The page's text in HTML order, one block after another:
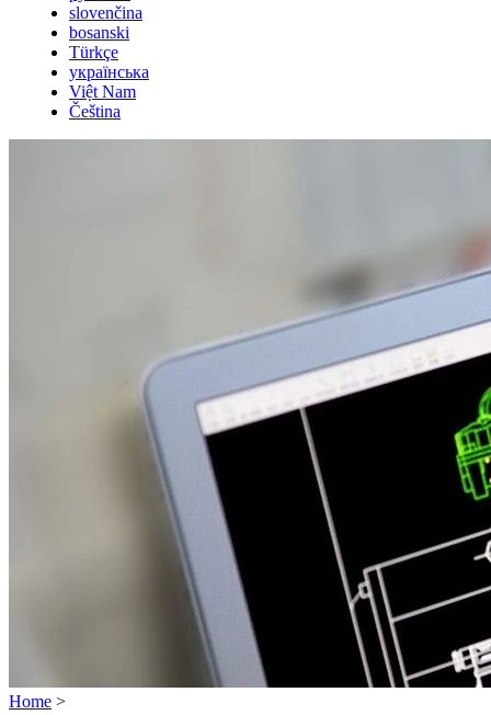
slovenčina
bosanski
Türkçe
українська
Việt Nam
Čeština
Home >